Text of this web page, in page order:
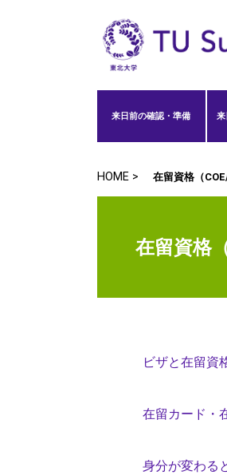
来日前の確認・準備 来
HOME > 在留資格（
在留資格
ビザと在留資
在留カード・
身分が変わる